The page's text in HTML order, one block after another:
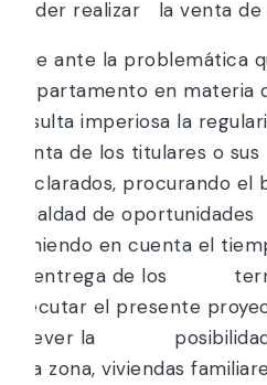
poder realizar la venta de
Que ante la problemática
Departamento en
resulta imperiosa la
venta de los titulares o
declarados, procurando
igualdad de
teniendo en cuenta el
la entrega de los
ejecutar el presente
prever la posibilidad
esa zona, viviendas